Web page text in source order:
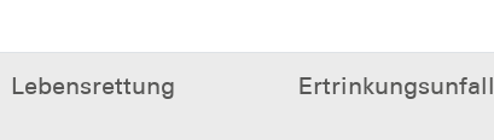
Lebensrettung Ertrinkungsunfall